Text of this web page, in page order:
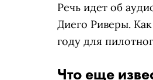
Речь идет об
Диего Риверы.
году для
Что еще